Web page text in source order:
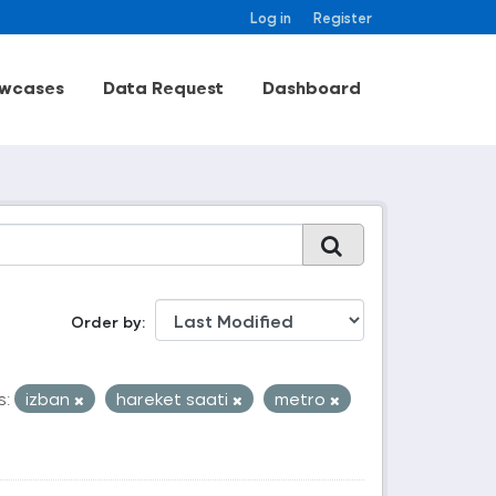
Log in Register
Data Request Dashboard
Order by
izban hareket saati
metro